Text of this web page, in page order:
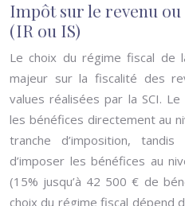
Impôt sur le revenu
(IR ou IS)
Le choix du régime fiscal de
majeur sur la fiscalité des
values réalisées par la SCI.
les bénéfices directement au
tranche d’imposition,
d’imposer les bénéfices au
(15% jusqu’à 42 500 € de
choix du régime fiscal dépend